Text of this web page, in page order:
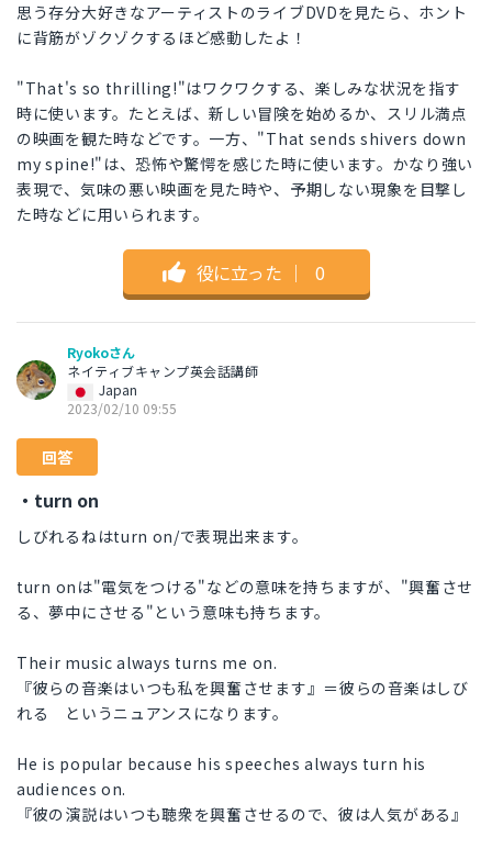
思う存分大好きなアーティストのライブDVDを見たら、ホント
に背筋がゾクゾクするほど感動したよ！
"That's so thrilling!"はワクワクする、楽しみな状況を指す
時に使います。たとえば、新しい冒険を始めるか、スリル満点
の映画を観た時などです。一方、"That sends shivers down
my spine!"は、恐怖や驚愕を感じた時に使います。かなり強い
表現で、気味の悪い映画を見た時や、予期しない現象を目撃し
た時などに用いられます。
役に立った ｜ 0
Ryokoさん
ネイティブキャンプ英会話講師
Japan
2023/02/10 09:55
回答
・turn on
しびれるねはturn on/で表現出来ます。
turn onは"電気をつける"などの意味を持ちますが、"興奮させ
る、夢中にさせる"という意味も持ちます。
Their music always turns me on.
『彼らの音楽はいつも私を興奮させます』＝彼らの音楽はしび
れる というニュアンスになります。
He is popular because his speeches always turn his
audiences on.
『彼の演説はいつも聴衆を興奮させるので、彼は人気がある』